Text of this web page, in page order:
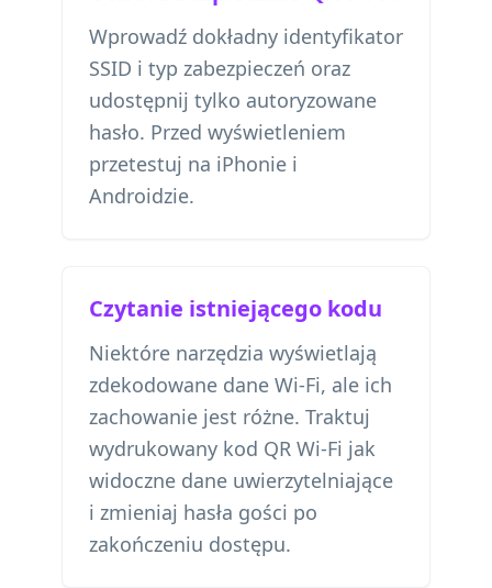
Wprowadź dokładny identyfikator
SSID i typ zabezpieczeń oraz
udostępnij tylko autoryzowane
hasło. Przed wyświetleniem
przetestuj na iPhonie i
Androidzie.
Czytanie istniejącego kodu
Niektóre narzędzia wyświetlają
zdekodowane dane Wi-Fi, ale ich
zachowanie jest różne. Traktuj
wydrukowany kod QR Wi-Fi jak
widoczne dane uwierzytelniające
i zmieniaj hasła gości po
zakończeniu dostępu.